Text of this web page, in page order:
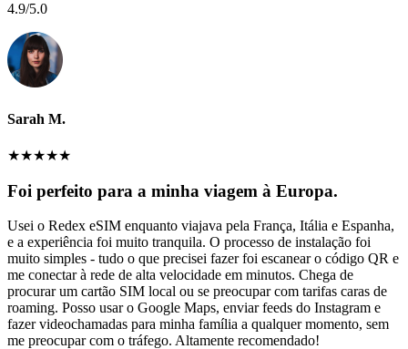
4.9/5.0
Sarah M.
★★★★★
Foi perfeito para a minha viagem à Europa.
Usei o Redex eSIM enquanto viajava pela França, Itália e Espanha,
e a experiência foi muito tranquila. O processo de instalação foi
muito simples - tudo o que precisei fazer foi escanear o código QR e
me conectar à rede de alta velocidade em minutos. Chega de
procurar um cartão SIM local ou se preocupar com tarifas caras de
roaming. Posso usar o Google Maps, enviar feeds do Instagram e
fazer videochamadas para minha família a qualquer momento, sem
me preocupar com o tráfego. Altamente recomendado!